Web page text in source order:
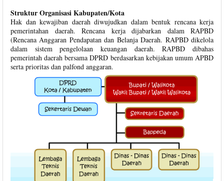
Struktur Organisasi Kabupaten/Kota
Hak dan kewajiban daerah diwujudkan dalam bentuk rencana kerja
pemerintahan daerah. Rencana kerja dijabarkan dalam RAPBD
(Rencana Anggaran Pendapatan dan Belanja Daerah. RAPBD dikelola
dalam sistem pengelolaan keuangan daerah. RAPBD dibahas
pemerintah daerah bersama DPRD berdasarkan kebijakan umum APBD
serta prioritas dan palfond anggaran.